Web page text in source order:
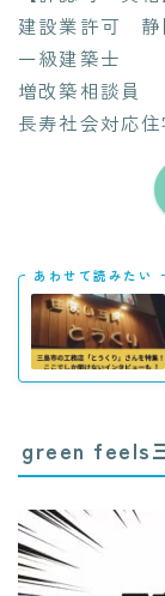
建設業許可 静
一級建築士
増改築相談員
長寿社会対応
あわせて読みたい
green feels